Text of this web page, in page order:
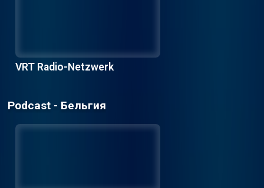
VRT Radio-Netzwerk
Podcast - Бельгия